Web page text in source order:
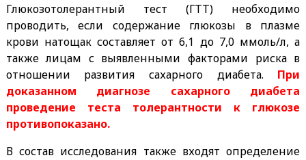
Глюкозотолерантный тест (ГТТ) необходимо
проводить, если содержание глюкозы в плазме
крови натощак составляет от 6,1 до 7,0 ммоль/л, а
также лицам с выявленными факторами риска в
отношении развития сахарного диабета. При
доказанном диагнозе сахарного диабета
проведение теста толерантности к глюкозе
противопоказано.
В состав исследования также входят определение